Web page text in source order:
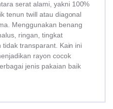
serat alami, yakni 100%
tenun twill atau diagonal
Menggunakan benang
ringan, tingkat
tidak transparant. Kain ini
rayon cocok
jenis pakaian baik